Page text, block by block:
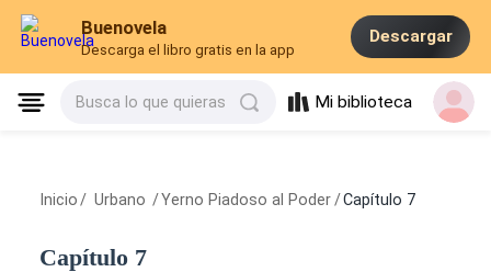
Buenovela
Descarga el libro gratis en la app
Descargar
Busca lo que quieras Mi biblioteca
Inicio / Urbano /Yerno Piadoso al Poder /Capítulo 7
Capítulo 7